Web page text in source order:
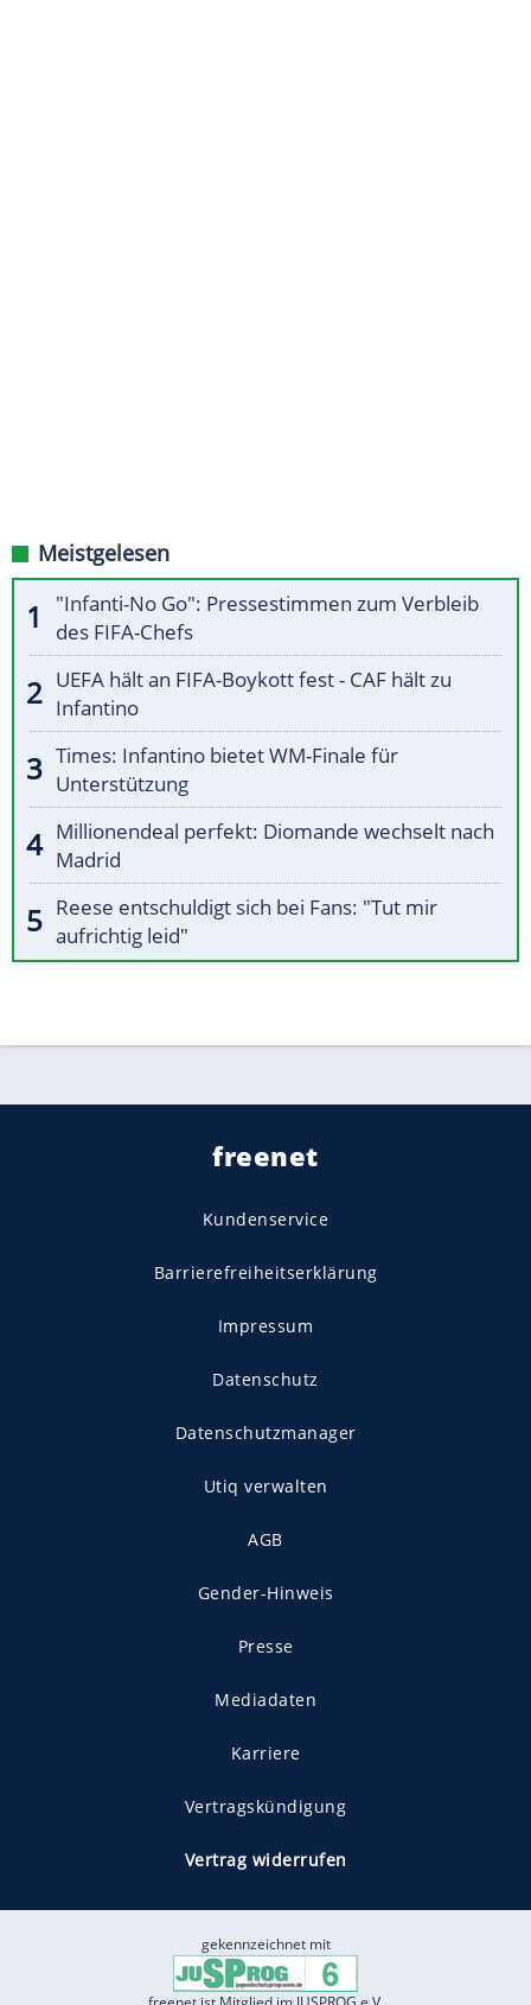
Meistgelesen
"Infanti-No Go": Pressestimmen zum Verbleib
des FIFA-Chefs
UEFA hält an FIFA-Boykott fest - CAF hält zu
Infantino
Times: Infantino bietet WM-Finale für
Unterstützung
Millionendeal perfekt: Diomande wechselt nach
Madrid
Reese entschuldigt sich bei Fans: "Tut mir
aufrichtig leid"
freenet
Kundenservice
Barrierefreiheitserklärung
Impressum
Datenschutz
Datenschutzmanager
Utiq verwalten
AGB
Gender-Hinweis
Presse
Mediadaten
Karriere
Vertragskündigung
Vertrag widerrufen
gekennzeichnet mit